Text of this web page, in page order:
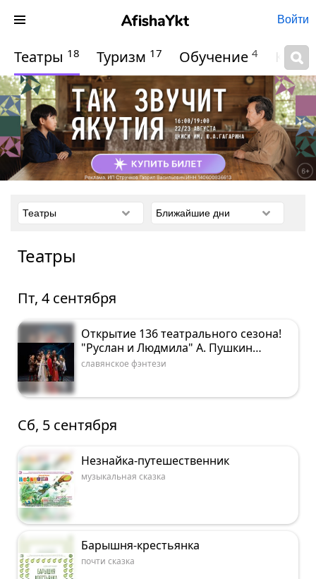
Войти
Театры 18 Туризм 17 Обучение 4
Театры
Пт, 4 сентября
Открытие 136 театрального сезона!
"Руслан и Людмила" А. Пушкин
(славянское фэнтези) 12+
славянское фэнтези
Сб, 5 сентября
Незнайка-путешественник
музыкальная сказка
Барышня-крестьянка
почти сказка